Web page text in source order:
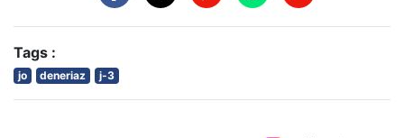
Tags :
jo deneriaz j-3